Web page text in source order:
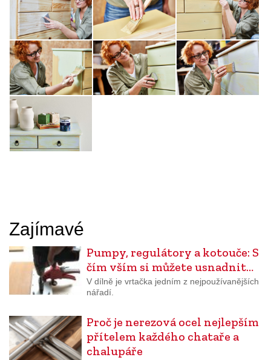
Zajímavé
Pumpy, regulátory a kotouče: S
čím vším si můžete usnadnit…
V dílně je vrtačka jedním z nejpoužívanějších
nářadí.
Proč je nerezová ocel nejlepším
přítelem každého chataře a
chalupáře